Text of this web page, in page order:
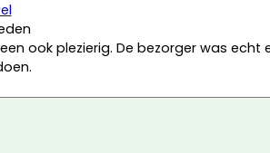
ook plezierig. De bezorger was